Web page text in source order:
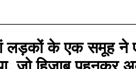
लड़कों के एक समूह ने